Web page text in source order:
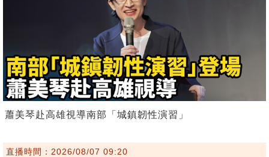
蕭美琴赴高雄視導南部「城鎮韌性演習」
直播時間：2026/08/07 09:20